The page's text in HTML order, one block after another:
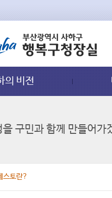
의 비전
구민과 함께 만들어가
스토란?